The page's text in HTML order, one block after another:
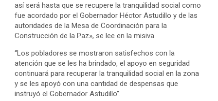
así será hasta que se recupere la tranquilidad social como
fue acordado por el Gobernador Héctor Astudillo y de las
autoridades de la Mesa de Coordinación para la
Construcción de la Paz», se lee en la misiva.
“Los pobladores se mostraron satisfechos con la
atención que se les ha brindado, el apoyo en seguridad
continuará para recuperar la tranquilidad social en la zona
y se les apoyó con una cantidad de despensas que
instruyó el Gobernador Astudillo”.